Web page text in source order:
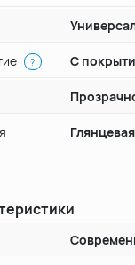
? С
Глянцевая